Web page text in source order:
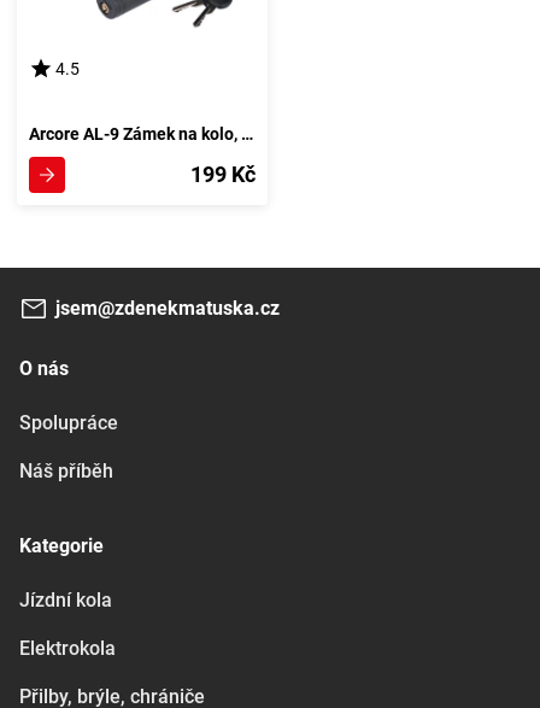
4.5
Arcore AL-9 Zámek na kolo, černá
199 Kč
jsem@zdenekmatuska.cz
O nás
Spolupráce
Náš příběh
Kategorie
Jízdní kola
Elektrokola
Přilby, brýle, chrániče